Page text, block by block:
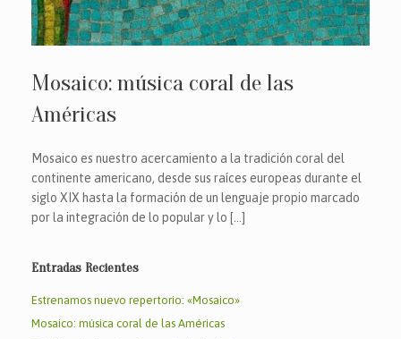
Mosaico: música coral de las
Américas
Mosaico es nuestro acercamiento a la tradición coral del
continente americano, desde sus raíces europeas durante el
siglo XIX hasta la formación de un lenguaje propio marcado
por la integración de lo popular y lo […]
Entradas Recientes
Estrenamos nuevo repertorio: «Mosaico»
Mosaico: música coral de las Américas